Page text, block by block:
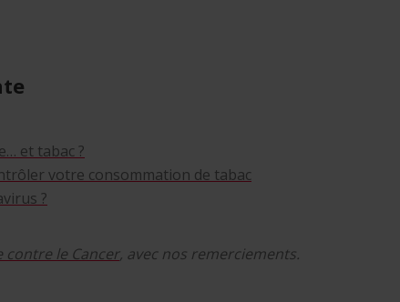
et tabac ?
votre consommation de tabac
?
contre le Cancer, avec nos remerciements.